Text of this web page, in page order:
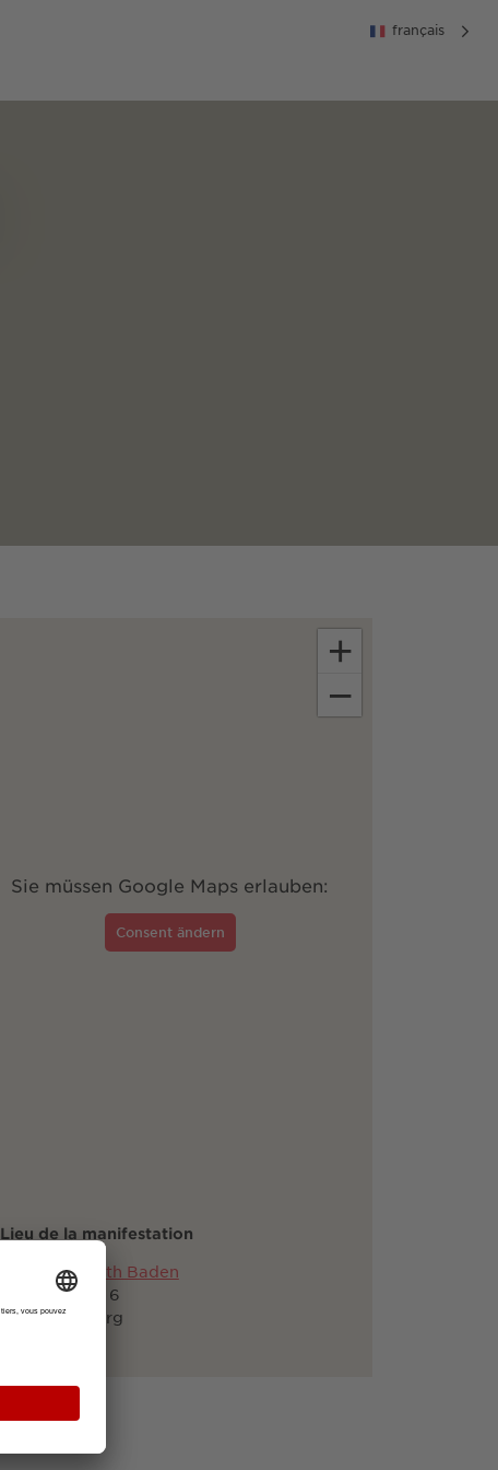
français
Sie müssen Google Maps erlauben:
Consent ändern
+
−
Lieu de la manifestation
DIGIHUB South Baden
Hanferstraße 6
79108 Freiburg